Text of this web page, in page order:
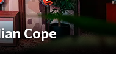
Cope